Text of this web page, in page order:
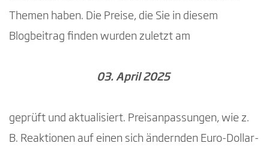
Themen haben. Die Preise, die Sie in diesem
Blogbeitrag finden wurden zuletzt am
03. April 2025
geprüft und aktualisiert. Preisanpassungen, wie z.
B. Reaktionen auf einen sich ändernden Euro-Dollar-